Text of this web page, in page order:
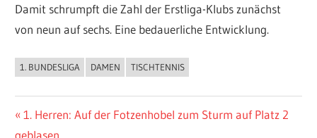
Damit schrumpft die Zahl der Erstliga-Klubs zunächst
von neun auf sechs. Eine bedauerliche Entwicklung.
ALLGEMEIN
1. BUNDESLIGA DAMEN TISCHTENNIS
Beitragsnavigation
Vorheriger
Beitrag:
1. Herren: Auf der Fotzenhobel zum Sturm auf Platz 2
geblasen